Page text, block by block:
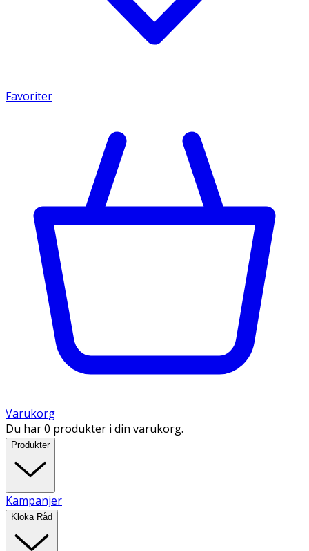
Favoriter
Varukorg
Du har 0 produkter i din varukorg.
Produkter
Kampanjer
Kloka Råd